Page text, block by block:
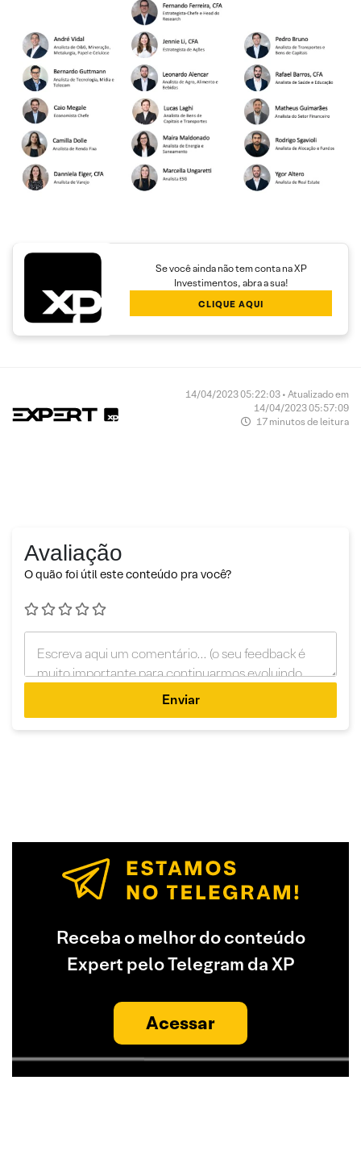
Se você ainda não tem conta na XP
Investimentos, abra a sua!
CLIQUE AQUI
14/04/2023 05:22:03 • Atualizado em
14/04/2023 05:57:09
17 minutos de leitura
Avaliação
O quão foi útil este conteúdo pra você?
Enviar
Receba o melhor do conteúdo
Expert pelo Telegram da XP
Acessar